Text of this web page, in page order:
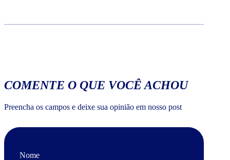
COMENTE O QUE VOCÊ ACHOU
Preencha os campos e deixe sua opinião em nosso post
Nome